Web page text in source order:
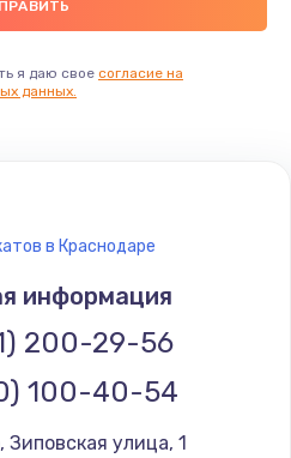
я даю свое согласие на
данных.
в Краснодаре
информация
200-29-56
100-40-54
, Зиповская улица, 1